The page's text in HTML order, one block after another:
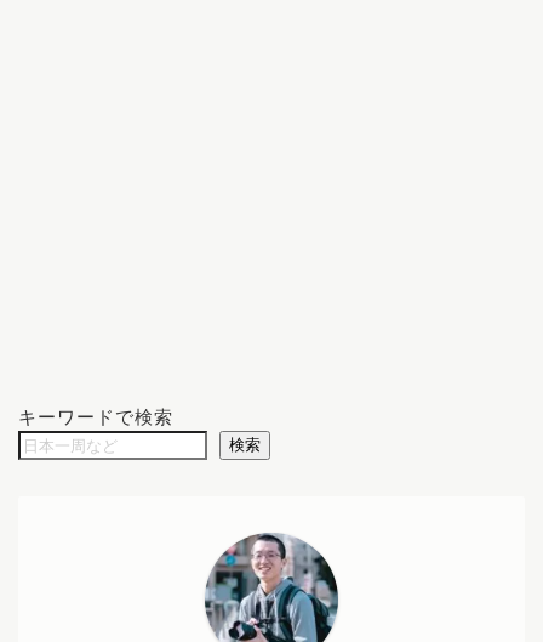
キーワードで検索
検索